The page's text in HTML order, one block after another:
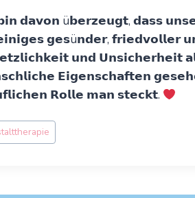
𝗱𝗮𝘃𝗼𝗻 ü𝗯𝗲𝗿𝘇𝗲𝘂𝗴𝘁, 𝗱𝗮𝘀𝘀
𝗴𝗲𝘀ü𝗻𝗱𝗲𝗿, 𝗳𝗿𝗶𝗲𝗱𝘃𝗼𝗹𝗹𝗲𝗿
𝘂𝗻𝗱 𝗨𝗻𝘀𝗶𝗰𝗵𝗲𝗿𝗵𝗲𝗶𝘁
𝗘𝗶𝗴𝗲𝗻𝘀𝗰𝗵𝗮𝗳𝘁𝗲𝗻
𝗥𝗼𝗹𝗹𝗲 𝗺𝗮𝗻 𝘀𝘁𝗲𝗰𝗸𝘁.